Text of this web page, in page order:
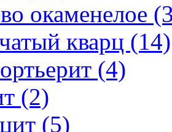
окаменелое
кварц (14)
(4)
(2)
(5)